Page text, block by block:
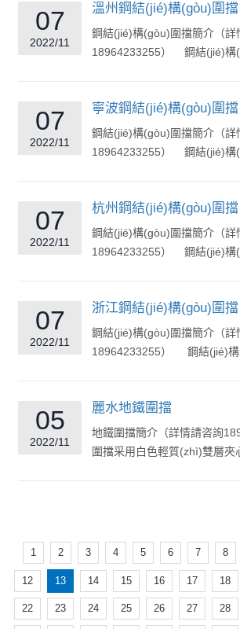
07
2022/11
溫州鋼結(jié)構(gòu)圍擋
鋼結(jié)構(gòu)圍擋簡介（詳
18964233255） 鋼結(jié)構
07
2022/11
寧波鋼結(jié)構(gòu)圍擋
鋼結(jié)構(gòu)圍擋簡介（詳
18964233255） 鋼結(jié)構
07
2022/11
杭州鋼結(jié)構(gòu)圍擋
鋼結(jié)構(gòu)圍擋簡介（詳
18964233255） 鋼結(jié)構
07
2022/11
浙江鋼結(jié)構(gòu)圍擋
鋼結(jié)構(gòu)圍擋簡介（詳
18964233255） 鋼結(jié)構
05
2022/11
麗水地鐵圍擋
地鐵圍擋簡介（詳情請咨詢
圍擋采用白色輕質(zhì)雙層夾
1 2 3 4 5 6 7 8
12 13 14 15 16 17 18
22 23 24 25 26 27 28